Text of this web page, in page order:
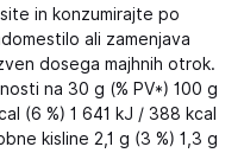
in konzumirajte po
ali zamenjava
dosega majhnih otrok.
na 30 g (% PV*) 100 g
(6 %) 1 641 kJ / 388 kcal
kisline 2,1 g (3 %) 1,3 g